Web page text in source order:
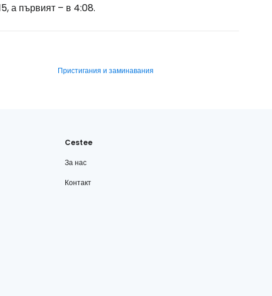
а първият – в 4:08.
Пристигания и заминавания
Cestee
За нас
Контакт